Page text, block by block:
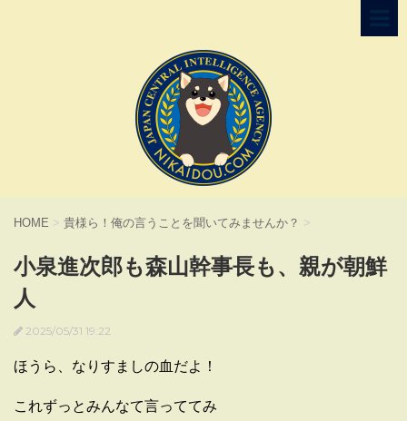
HOME > 貴様ら！俺の言うことを聞いてみませんか？ >
小泉進次郎も森山幹事長も、親が朝鮮
人
2025/05/31 19:22
ほうら、なりすましの血だよ！
これずっとみんなて言っててみ